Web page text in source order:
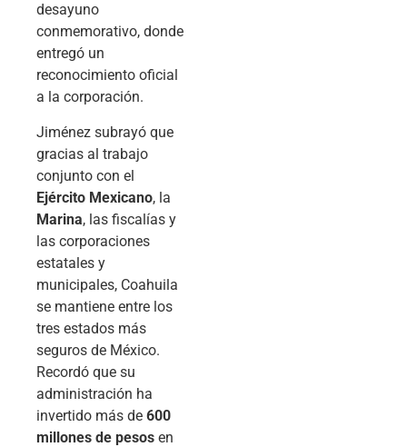
desayuno
conmemorativo, donde
entregó un
reconocimiento oficial
a la corporación.
Jiménez subrayó que
gracias al trabajo
conjunto con el
Ejército Mexicano, la
Marina, las fiscalías y
las corporaciones
estatales y
municipales, Coahuila
se mantiene entre los
tres estados más
seguros de México.
Recordó que su
administración ha
invertido más de 600
millones de pesos en